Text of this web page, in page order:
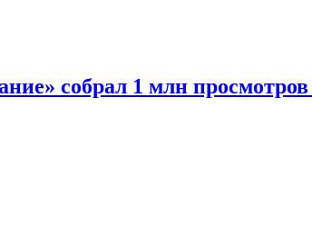
собрал 1 млн